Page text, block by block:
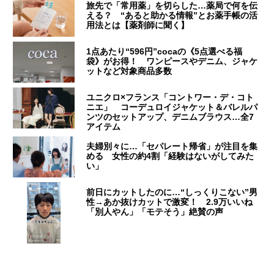
旅先で「常用薬」を切らした…薬局で何を伝
える？ “あると助かる情報”とお薬手帳の活
用法とは【薬剤師に聞く】
1点あたり“596円”cocaの《5点選べる福
袋》がお得！ ワンピースやデニム、ジャケ
ットなど対象商品多数
ユニクロ×フランス「コントワー・デ・コト
ニエ」 コーデュロイジャケット＆バレルパ
ンツのセットアップ、デニムブラウス…全7
アイテム
夫婦別々に…「セパレート帰省」が注目を集
める 女性の約4割「経験はないがしてみた
い」
前日にカットしたのに…“しっくりこない”男
性→あか抜けカットで激変！ 2.9万いいね
「別人やん」「モテそう」絶賛の声